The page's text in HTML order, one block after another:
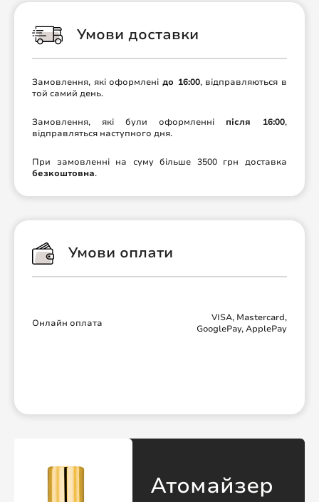
Умови доставки
Замовлення, які оформлені до 16:00, відправляються в
той самий день.
Замовлення, які були оформленні після 16:00,
відправляться наступного дня.
При замовленні на суму більше 3500 грн доставка
безкоштовна.
Умови оплати
Онлайн оплата
VISA, Mastercard,
GooglePay, ApplePay
Атомайзер